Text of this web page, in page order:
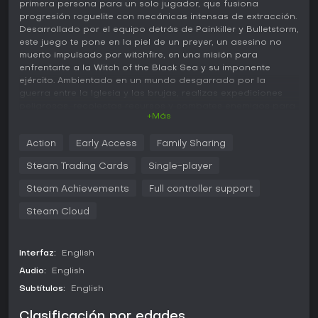
primera persona para un solo jugador, que fusiona
progresión roguelite con mecánicas intensas de extracción.
Desarrollado por el equipo detrás de Painkiller y Bulletstorm,
este juego te pone en la piel de un preyer, un asesino no
muerto impulsado por witchfire, en una misión para
enfrentarte a la Witch of the Black Sea y su imponente
ejército. Ambientado en un mundo desgarrado por la
guerra entre la Iglesia y las brujas, realizas expediciones
aumentar tu poder. Con su énfasis en el combate basado
fans de shooters exigentes que premian la planificación
expediciones desde tu base, el Hermitory, hacia vastos
artefactos, personalizando a tu preyer para adaptarte a
permite fortalecerte en cada encuentro exitoso,
desbloqueando mejoras que potencian tus habilidades y
esquivas ataques de las fuerzas de la bruja y gestionas
+Más
Action Early Access Family Sharing
Steam Trading Cards Single-player
Steam Achievements Full controller support
Steam Cloud
Interfaz: English
Audio: English
Subtítulos: English